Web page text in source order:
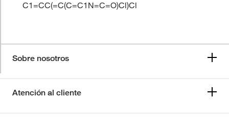
C1=CC(=C(C=C1N=C=O)Cl)Cl
Sobre nosotros
Atención al cliente